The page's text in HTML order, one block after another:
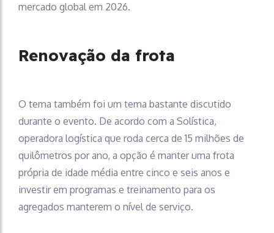
mercado global em 2026.
Renovação da frota
O tema também foi um tema bastante discutido
durante o evento. De acordo com a Solística,
operadora logística que roda cerca de 15 milhões de
quilômetros por ano, a opção é manter uma frota
própria de idade média entre cinco e seis anos e
investir em programas e treinamento para os
agregados manterem o nível de serviço.